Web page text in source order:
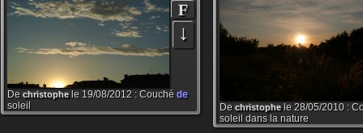
F
↓
Dechristophele 19/08/2012 : Couchéde
soleil
Dechristophele 28/05/2010 :
soleil dans la nature